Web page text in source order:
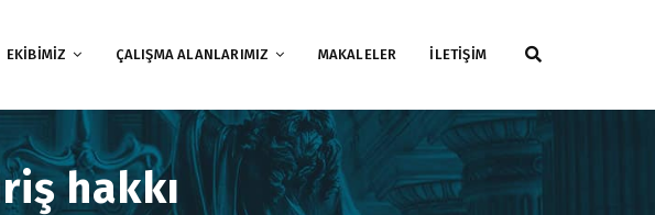
EKİBİMİZ ÇALIŞMA ALANLARIMIZ MAKALELER İLETİŞİM
hakkı